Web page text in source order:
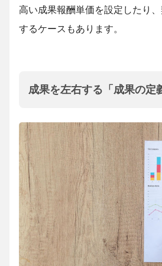
高い成果報酬単価を設定したり
するケースもあります。
成果を左右する「成果の定